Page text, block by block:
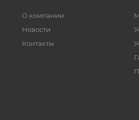
О компании
Новости
Контакты